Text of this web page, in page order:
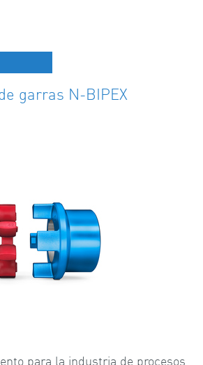
garras N-BIPEX
para la industria de procesos